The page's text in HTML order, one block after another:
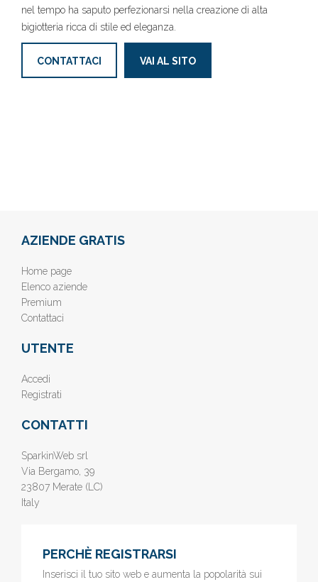
nel tempo ha saputo perfezionarsi nella creazione di alta
bigiotteria ricca di stile ed eleganza.
CONTATTACI VAI AL SITO
AZIENDE GRATIS
Home page
Elenco aziende
Premium
Contattaci
UTENTE
Accedi
Registrati
CONTATTI
SparkinWeb srl
Via Bergamo, 39
23807 Merate (LC)
Italy
PERCHÈ REGISTRARSI
Inserisci il tuo sito web e aumenta la popolarità sui